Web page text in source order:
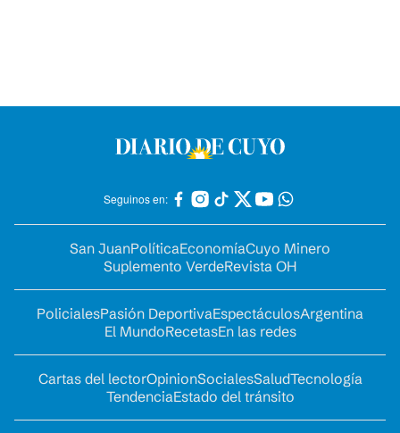
Seguinos en:
San JuanPolíticaEconomíaCuyo Minero
Suplemento VerdeRevista OH
PolicialesPasión DeportivaEspectáculosArgentina
El MundoRecetasEn las redes
Cartas del lectorOpinionSocialesSaludTecnología
TendenciaEstado del tránsito